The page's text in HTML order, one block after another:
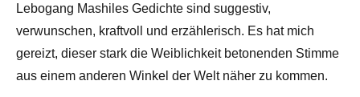
Lebogang Mashiles Gedichte sind suggestiv,
verwunschen, kraftvoll und erzählerisch. Es hat mich
gereizt, dieser stark die Weiblichkeit betonenden Stimme
aus einem anderen Winkel der Welt näher zu kommen.